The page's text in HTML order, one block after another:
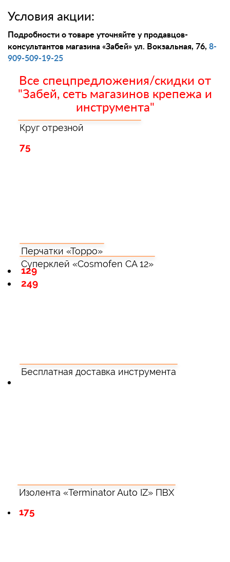
Условия акции:
Подробности о товаре уточняйте у продавцов-
консультантов магазина «Забей» ул. Вокзальная, 76, 8-
909-509-19-25
Все спецпредложения/скидки от
"Забей, сеть магазинов крепежа и
инструмента"
Круг отрезной
75
Суперклей «Cosmofen CA 12»
249
Перчатки «Торро»
129
Бесплатная доставка инструмента
Изолента «Terminator Auto IZ» ПВХ
175